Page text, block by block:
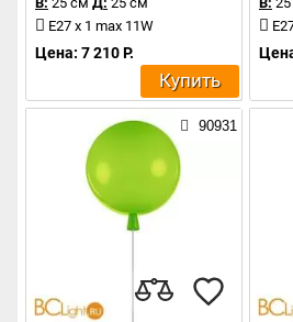
E27 x 1 max 11W
Цена: 7 210 Р.
Купить
90931